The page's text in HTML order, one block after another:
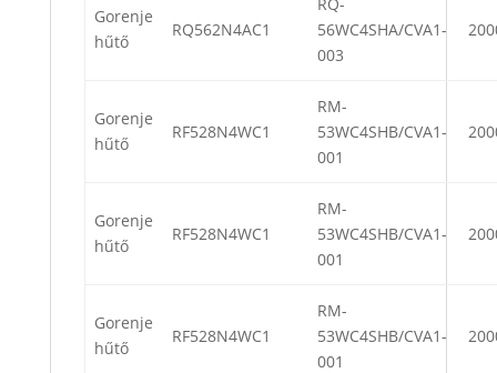
Gorenje
hűtő
RQ562N4AC1
56WC4SHA/CVA1-
003
Gorenje
hűtő
RF528N4WC1
RM-
53WC4SHB/CVA1-
001
Gorenje
hűtő
RF528N4WC1
RM-
53WC4SHB/CVA1-
001
Gorenje
hűtő
RF528N4WC1
RM-
53WC4SHB/CVA1-
001